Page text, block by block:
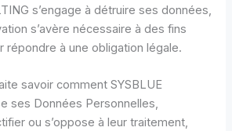
s’engage à détruire ses données,
s’avère nécessaire à des fins
répondre à une obligation légale.
savoir comment SYSBLUE
ses Données Personnelles,
ou s’oppose à leur traitement,